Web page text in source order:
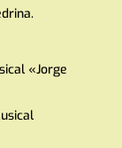
«Jorge